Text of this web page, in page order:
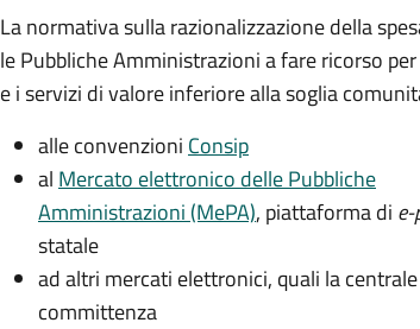
La normativa sulla razionalizzazione della
le Pubbliche Amministrazioni a fare ricorso
e i servizi di valore inferiore alla soglia
alle convenzioni Consip
al Mercato elettronico delle Pubbliche
Amministrazioni (MePA), piattaforma di
statale
ad altri mercati elettronici, quali la
committenza